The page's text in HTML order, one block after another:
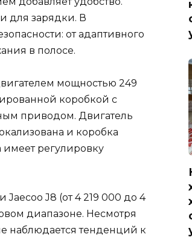
для зарядки. В
от адаптивного
в полосе.
мощностью 249
коробкой с
приводом. Двигатель
и коробка
имеет регулировку
Jaecoo J8 (от 4 219 000 до 4
диапазоне. Несмотря
наблюдается тенденций к